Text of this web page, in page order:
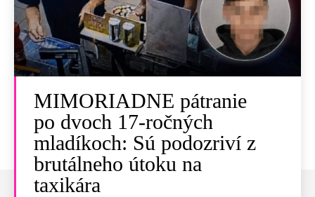
MIMORIADNE pátranie
po dvoch 17-ročných
mladíkoch: Sú podozriví z
brutálneho útoku na
taxikára